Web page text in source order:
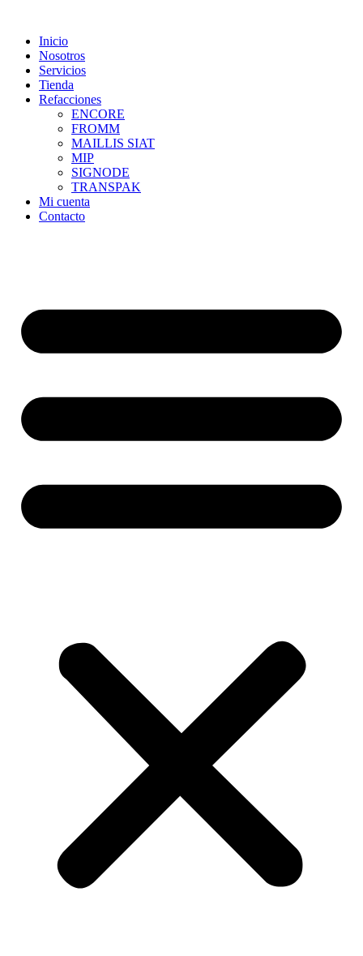
contentInicio
Nosotros
Servicios
Tienda
Refacciones
ENCORE
FROMM
MAILLIS SIAT
MIP
SIGNODE
TRANSPAK
Mi cuenta
Contacto